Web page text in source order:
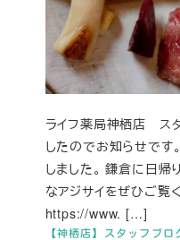
【神栖店】スタッフブロ
ライフ薬局神栖店 ス
したのでお知らせです
しました。 鎌倉に日帰
なアジサイをぜひご覧
https://www. […]